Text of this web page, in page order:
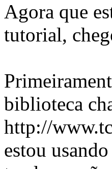
Agora que
tutorial,
biblioteca
http://
estou